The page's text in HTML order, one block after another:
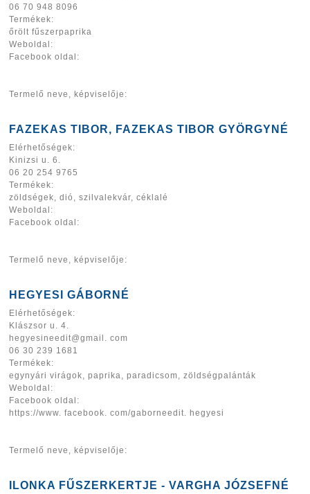
06 70 948 8096
Termékek:
őrölt fűszerpaprika
Weboldal:
Facebook oldal:
Termelő neve, képviselője:
FAZEKAS TIBOR, FAZEKAS TIBOR GYÖRGYNÉ
Elérhetőségek:
Kinizsi u. 6.
06 20 254 9765
Termékek:
zöldségek, dió, szilvalekvár, céklalé
Weboldal:
Facebook oldal:
Termelő neve, képviselője:
HEGYESI GÁBORNÉ
Elérhetőségek:
Klászsor u. 4.
hegyesineedit@gmail. com
06 30 239 1681
Termékek:
egynyári virágok, paprika, paradicsom, zöldségpalánták
Weboldal:
Facebook oldal:
https://www. facebook. com/gaborneedit. hegyesi
Termelő neve, képviselője:
ILONKA FŰSZERKERTJE - VARGHA JÓZSEFNÉ